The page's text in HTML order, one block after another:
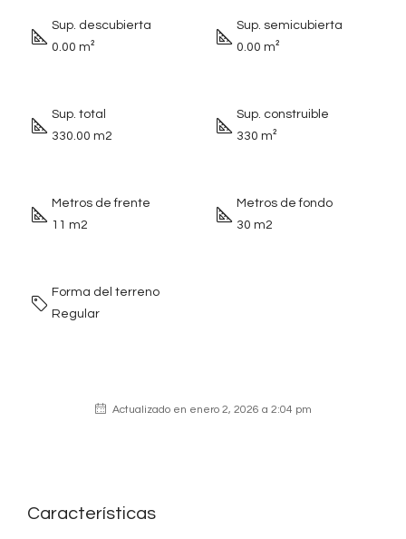
Sup. descubierta
0.00 m²
Sup. semicubierta
0.00 m²
Sup. total
330.00 m2
Sup. construible
330 m²
Metros de frente
11 m2
Metros de fondo
30 m2
Forma del terreno
Regular
Actualizado en enero 2, 2026 a 2:04 pm
Características